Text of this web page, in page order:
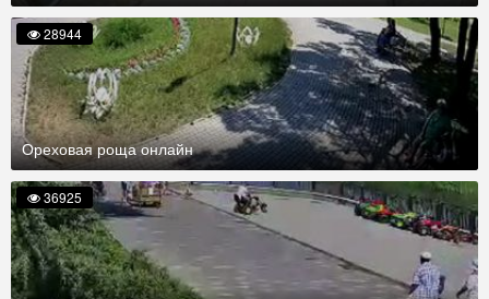
Ореховая роща онлайн
28944
36925